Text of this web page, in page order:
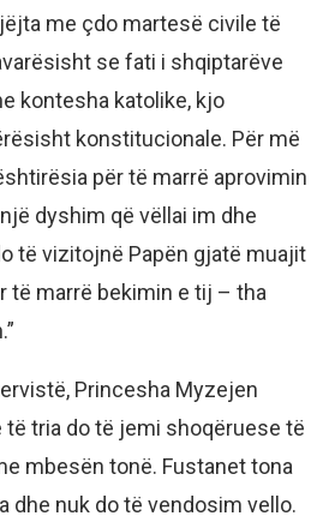
me çdo martesë civile të
se fati i shqiptarëve
kontesha katolike, kjo
konstitucionale. Për më
për të marrë aprovimin
dyshim që vëllai im dhe
të vizitojnë Papën gjatë muajit
të marrë bekimin e tij – tha
Princesha Myzejen
të tria do të jemi shoqëruese të
mbesën tonë. Fustanet tona
dhe nuk do të vendosim vello.